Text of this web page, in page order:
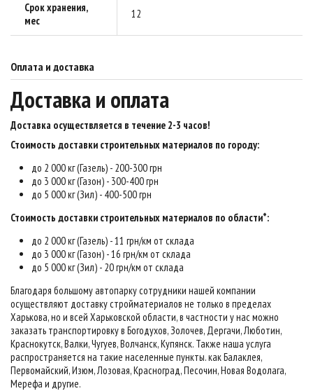
Срок хранения,
мес
12
Оплата и доставка
Доставка и оплата
Доставка осуществляется в течение 2-3 часов!
Стоимость доставки строительных материалов по городу:
до 2 000 кг (Газель) - 200-300 грн
до 3 000 кг (Газон) - 300-400 грн
до 5 000 кг (Зил) - 400-500 грн
Стоимость доставки строительных материалов по области*:
до 2 000 кг (Газель) - 11 грн/км от склада
до 3 000 кг (Газон) - 16 грн/км от склада
до 5 000 кг (Зил) - 20 грн/км от склада
Благодаря большому автопарку сотрудники нашей компании
осуществляют доставку стройматериалов не только в пределах
Харькова, но и всей Харьковской области, в частности у нас можно
заказать транспортировку в Богодухов, Золочев, Дергачи, Люботин,
Краснокутск, Валки, Чугуев, Волчанск, Купянск. Также наша услуга
распространяется на такие населенные пункты. как Балаклея,
Первомайский, Изюм, Лозовая, Красноград, Песочин, Новая Водолага,
Мерефа и другие.